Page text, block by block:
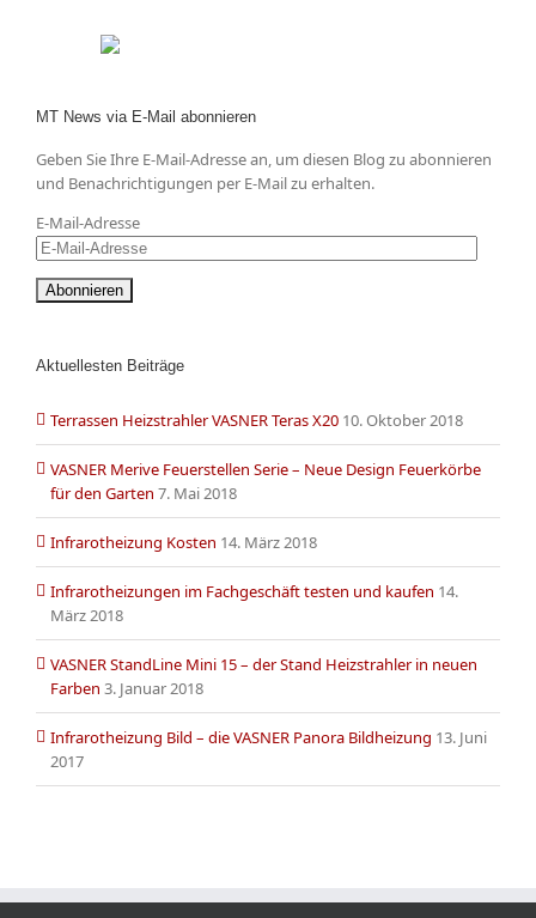
MT News via E-Mail abonnieren
Geben Sie Ihre E-Mail-Adresse an, um diesen Blog zu abonnieren
und Benachrichtigungen per E-Mail zu erhalten.
E-Mail-Adresse
Aktuellesten Beiträge
Terrassen Heizstrahler VASNER Teras X20 10. Oktober 2018
VASNER Merive Feuerstellen Serie – Neue Design Feuerkörbe
für den Garten 7. Mai 2018
Infrarotheizung Kosten 14. März 2018
Infrarotheizungen im Fachgeschäft testen und kaufen 14.
März 2018
VASNER StandLine Mini 15 – der Stand Heizstrahler in neuen
Farben 3. Januar 2018
Infrarotheizung Bild – die VASNER Panora Bildheizung 13. Juni
2017